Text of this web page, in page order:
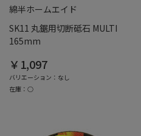
綿半ホームエイド
SK11 丸鋸用切断砥石 MULTI
165mm
￥1,097
バリエーション：なし
在庫：○